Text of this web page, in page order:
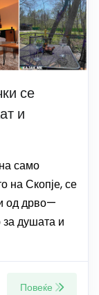
се
и
само
на Скопје, се
од дрво—
за душата и
Повеќе